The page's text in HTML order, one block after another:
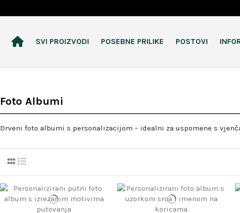
SVI PROIZVODI POSEBNE PRILIKE POSTOVI
Foto Albumi
Drveni foto albumi s personalizacijom – idealni za uspomene s